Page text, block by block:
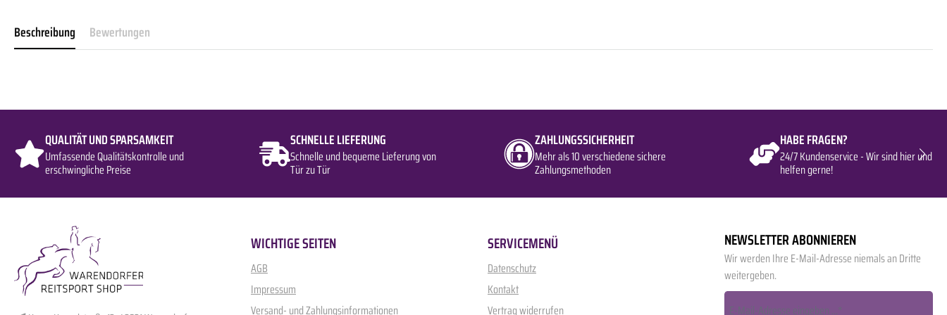
Beschreibung Bewertungen
QUALITÄT UND SPARSAMKEIT
Umfassende Qualitätskontrolle und
erschwingliche Preise
SCHNELLE LIEFERUNG
Schnelle und bequeme Lieferung von
Tür zu Tür
ZAHLUNGSSICHERHEIT
Mehr als 10 verschiedene sichere
Zahlungsmethoden
HABE FRAGEN?
24/7 Kundenservice - Wir sind hier und
helfen gerne!
WICHTIGE SEITEN
AGB
Impressum
Versand- und Zahlungsinformationen
SERVICEMENÜ
Datenschutz
Kontakt
Vertrag widerrufen
NEWSLETTER ABONNIEREN
Wir werden Ihre E-Mail-Adresse niemals an Dritte
weitergeben.